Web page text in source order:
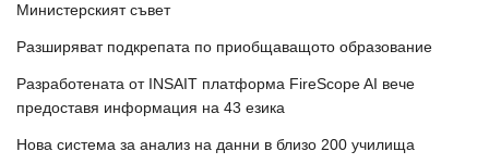
Министерският съвет
Разширяват подкрепата по приобщаващото образование
Разработената от INSAIT платформа FireScope AI вече
предоставя информация на 43 езика
Нова система за анализ на данни в близо 200 училища